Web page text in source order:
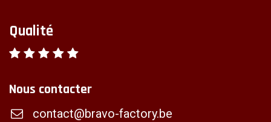
Qualité
Nous contacter
contact@bravo-factory.be